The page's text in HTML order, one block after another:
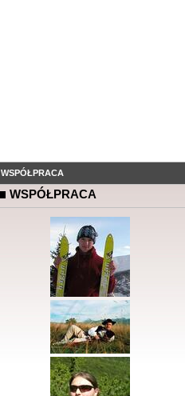
WSPÓŁPRACA
WSPÓŁPRACA